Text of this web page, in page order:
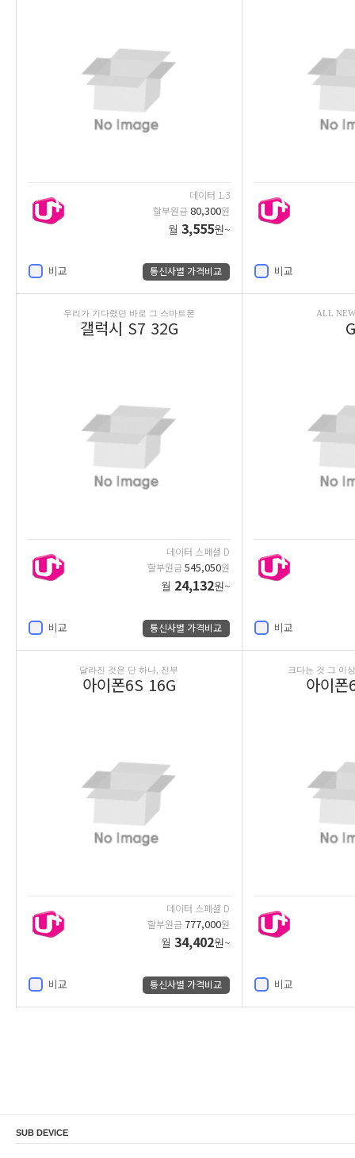
데이터 1.3
할부원금80,300원
월 3,555원~
비교 통신사별 가격비교 비교
우리가 기다렸던 바로 그 스마트폰
갤럭시 S7 32G
데이터 스페셜 D
할부원금545,050원
월 24,132원~
비교 통신사별 가격비교
ALL
비교
달라진 것은 단 하나, 전부
아이폰6S 16G
데이터 스페셜 D
할부원금777,000원
월 34,402원~
비교 통신사별 가격비교
크다는 것 그 이
아이
비교
SUB DEVICE